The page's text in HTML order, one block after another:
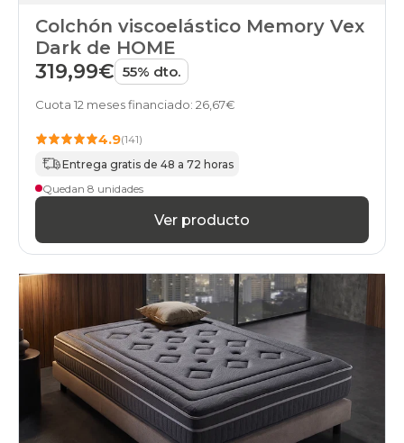
Colchón viscoelástico Memory Vex
Dark de HOME
319,99€ 55% dto.
Cuota 12 meses financiado: 26,67€
4.9(141)
Entrega gratis de 48 a 72 horas
Quedan 8 unidades
Ver producto